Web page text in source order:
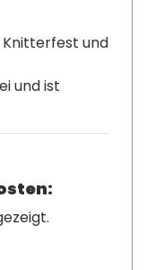
Knitterfest und
und ist